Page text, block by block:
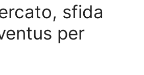
sfida
per